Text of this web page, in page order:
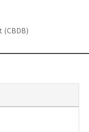
(CBDB)